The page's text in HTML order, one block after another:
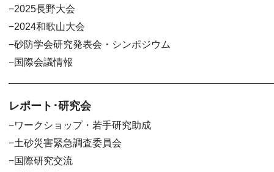
2025長野大会
2024和歌山大会
砂防学会研究発表会・シンポジウム
国際会議情報
レポート･研究会
ワークショップ・若手研究助成
土砂災害緊急調査委員会
国際研究交流